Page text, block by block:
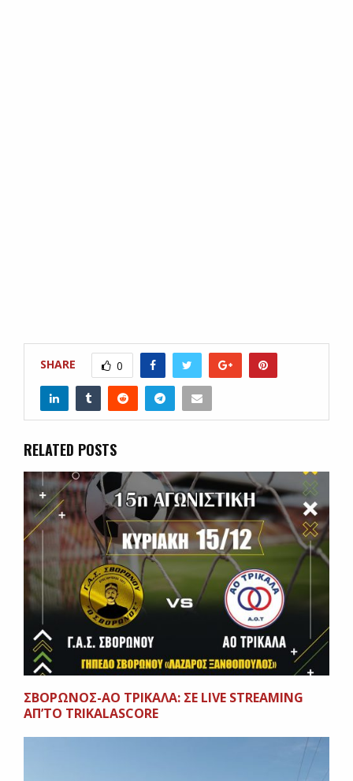
SHARE 0
RELATED POSTS
ΣΒΟΡΩΝΟΣ-ΑΟ ΤΡΙΚΑΛΑ: ΣΕ LIVE STREAMING
AΠ’ΤΟ TRIKALASCORE